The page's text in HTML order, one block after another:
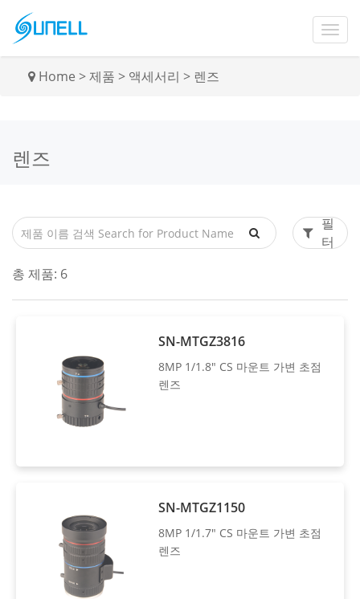
Home >제품 > 액세서리 > 렌즈
렌즈
필
터
총 제품: 6
SN-MTGZ3816
8MP 1/1.8" CS 마운트 가변 초점
렌즈
SN-MTGZ1150
8MP 1/1.7" CS 마운트 가변 초점
렌즈